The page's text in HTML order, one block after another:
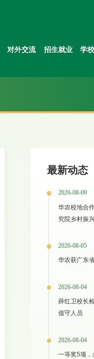
对外交流 招生就业 学
最新动态
2026-08-09
华农校地合
究院乡村振
2026-08-05
2026-08-04
薛红卫校长
值守人员
2026-08-04
一等奖5项